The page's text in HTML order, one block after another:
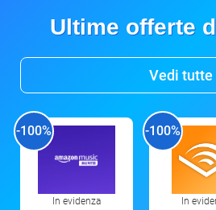
Ultime offerte
Vedi tutte
-100%
In evidenza
-100%
In